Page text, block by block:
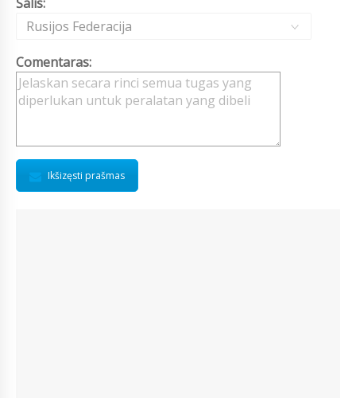
Šalis:
Rusijos Federacija
Comentaras:
Ikšizęsti prašmas